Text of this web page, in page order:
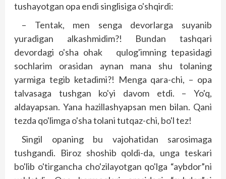
tushayotgan opa endi sing­lisiga o'shqirdi:
– Tentak, men senga devorlarga suya­nib
yuradigan alkashmidim?! Bundan tashqari
devordagi o'sha ohak qulog'imning tepasidagi
sochlarim orasidan aynan mana shu tolaning
yarmiga tegib ketadimi?! Menga qara-chi, – opa
talvasaga tushgan ko'yi davom etdi. – Yo'q,
aldayapsan. Yana hazillashyapsan men bilan. Qani
tezda qo'limga o'sha tolani tutqaz-chi, bo'l tez!
Singil opaning bu vajohatidan sarosimaga
tushgandi. Biroz shoshib qoldi-da, unga teskari
bo'lib o'tirgancha cho'zilayotgan qo'lga “aybdor”ni